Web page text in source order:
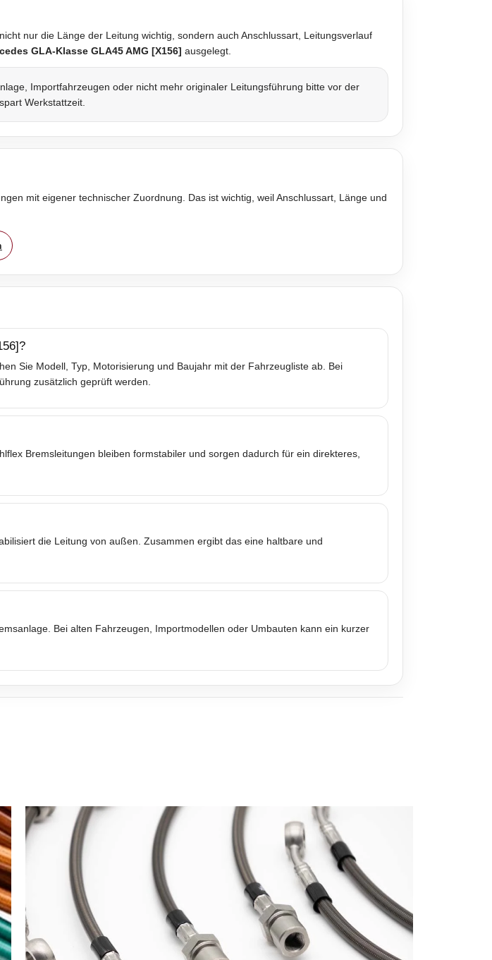
nur die Länge der Leitung wichtig, sondern auch Anschlussart, Leitungsverlauf
GLA-Klasse GLA45 AMG [X156] ausgelegt.
Importfahrzeugen oder nicht mehr originaler Leitungsführung bitte vor der
Werkstattzeit.
mit eigener technischer Zuordnung. Das ist wichtig, weil Anschlussart, Länge und
Sie Modell, Typ, Motorisierung und Baujahr mit der Fahrzeugliste ab. Bei
zusätzlich geprüft werden.
Bremsleitungen bleiben formstabiler und sorgen dadurch für ein direkteres,
die Leitung von außen. Zusammen ergibt das eine haltbare und
Bei alten Fahrzeugen, Importmodellen oder Umbauten kann ein kurzer